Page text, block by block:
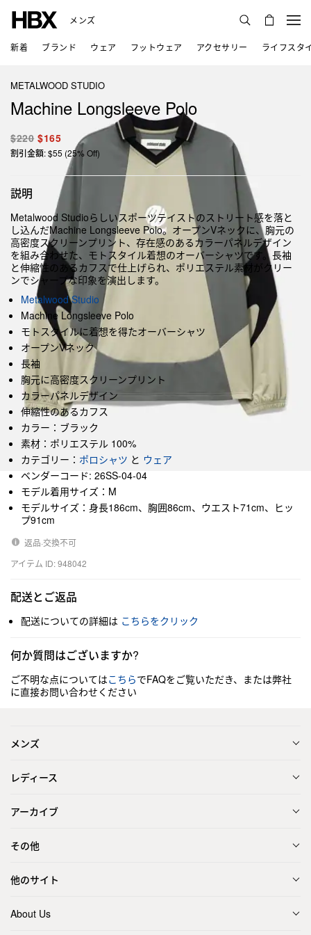
メンズ
新着 ブランド ウェア フットウェア アクセサリー ライフスタ
METALWOOD STUDIO
Machine Longsleeve Polo
$220 $165
割引金額: $55 (25% Off)
説明
Metalwood Studioらしいスポーツテイストのストリート感を落と
し込んだMachine Longsleeve Polo。オープンVネックに、胸元の
高密度スクリーンプリント、存在感のあるカラーパネルデザイン
を組み合わせた、モトスタイル着想のオーバーシャツです。長袖
と伸縮性のあるカフスで仕上げられ、ポリエステル素材がクリー
ンでシャープな印象を演出します。
Metalwood Studio
Machine Longsleeve Polo
モトスタイルに着想を得たオーバーシャツ
オープンVネック
長袖
胸元に高密度スクリーンプリント
カラーパネルデザイン
伸縮性のあるカフス
カラー：ブラック
素材：ポリエステル 100%
カテゴリー： ポロシャツ と ウェア
ベンダーコード: 26SS-04-04
モデル着用サイズ：M
モデルサイズ：身長186cm、胸囲86cm、ウエスト71cm、ヒッ
プ91cm
返品·交換不可
アイテム ID: 948042
配送とご返品
配送についての詳細は こちらをクリック
何か質問はございますか?
ご不明な点についてはこちらでFAQをご覧いただき、または弊社
に直接お問い合わせください
メンズ
レディース
アーカイブ
その他
他のサイト
About Us